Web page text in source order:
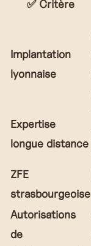
✅ Critère
Implantation
lyonnaise
Expertise
longue distance
ZFE
strasbourgeoise
Autorisations
de